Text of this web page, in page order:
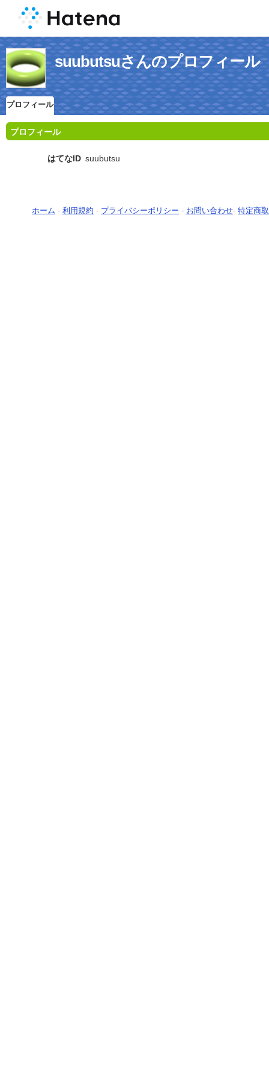
suubutsuさんのプロフィール
プロフィール
プロフィール
はてなID suubutsu
ホーム - 利用規約 - プライバシーポリシー - お問い合わせ- 特定商